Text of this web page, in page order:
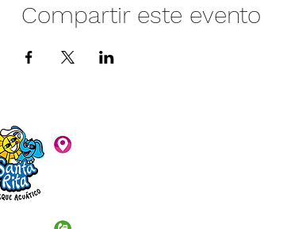
Compartir este evento